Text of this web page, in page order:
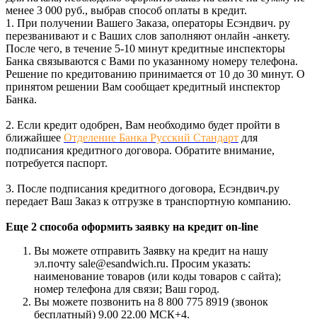
менее 3 000 руб., выбрав способ оплаты в кредит.
1. При получении Вашего Заказа, операторы Есэндвич. ру
перезванивают и с Ваших слов заполняют онлайн -анкету.
После чего, в течение 5-10 минут кредитные инспекторы
Банка связываются с Вами по указанному номеру телефона.
Решение по кредитованию принимается от 10 до 30 минут. О
принятом решении Вам сообщает кредитный инспектор
Банка.
2. Если кредит одобрен, Вам необходимо будет пройти в
ближайшее Отделение Банка Русский Стандарт для
подписания кредитного договора. Обратите внимание,
потребуется паспорт.
3. После подписания кредитного договора, Есэндвич.ру
передает Ваш Заказ к отгрузке в транспортную компанию.
Еще 2 способа оформить заявку на кредит on-line
Вы можете отправить Заявку на кредит на нашу
эл.почту sale@esandwich.ru. Просим указать:
наименование товаров (или коды товаров с сайта);
номер телефона для связи; Ваш город.
Вы можете позвонить на 8 800 775 8919 (звонок
бесплатный) 9.00 22.00 МСК+4.